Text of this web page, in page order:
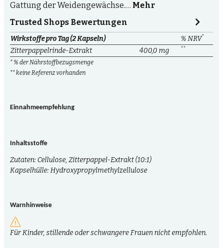
Gattung der Weidengewächse.… Mehr
Trusted Shops Bewertungen
Wirkstoffe pro Tag (2 Kapseln) % NRV*
Zitterpappelrinde-Extrakt 400,0 mg **
* % der Nährstoffbezugsmenge
** keine Referenz vorhanden
Einnahmeempfehlung
Inhaltsstoffe
Zutaten: Cellulose, Zitterpappel-Extrakt (10:1)
Kapselhülle: Hydroxypropylmethylzellulose
Warnhinweise
Für Kinder, stillende oder schwangere Frauen nicht empfohlen.